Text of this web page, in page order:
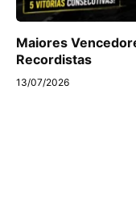
Maiores
Recordistas
13/07/2026